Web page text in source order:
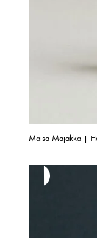
Maisa Majakka |